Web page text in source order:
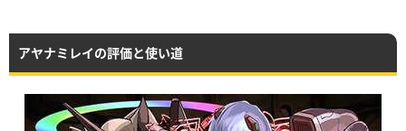
アヤナミレイの評価と使い道